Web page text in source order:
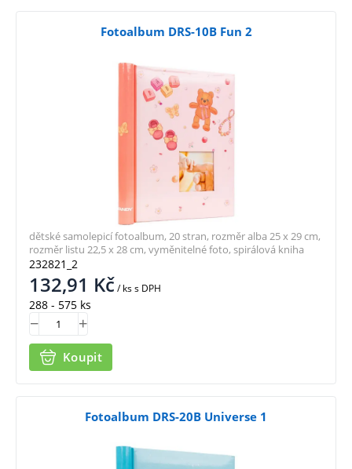
Fotoalbum DRS-10B Fun 2
232821_2
132,91 Kč/ kss DPH
288 - 575 ks
Koupit
dětské samolepicí fotoalbum, 20 stran, rozměr alba 25 x 29 cm,
rozměr listu 22,5 x 28 cm, vyměnitelné foto, spirálová kniha
Fotoalbum DRS-20B Universe 1